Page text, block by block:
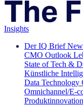
Insights
Der IQ Brief
CMO Outlook
State of Tech &
Künstliche
Data Technology
Omnichannel/E-
Produktinnovation